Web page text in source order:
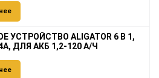
УСТРОЙСТВО ALIGATOR 6 В 1,
ДЛЯ АКБ 1,2-120 А/Ч